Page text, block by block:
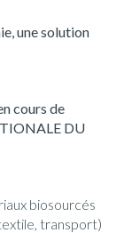
une solution
cours de
DU
biosourcés
transport)